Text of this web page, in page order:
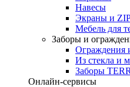
Навесы
Экраны и
Мебель для
Заборы и
Ограждения
Из стекла и
Заборы
Онлайн-сервисы